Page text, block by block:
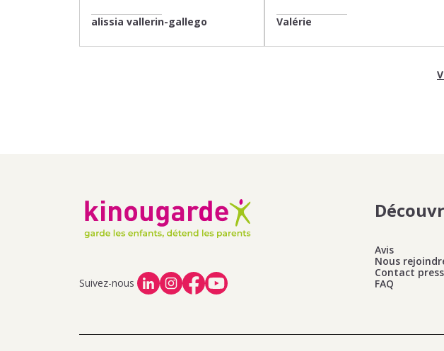
alissia vallerin-gallego Valérie
Suivez-nous
Avis
Nous
Contact
FAQ